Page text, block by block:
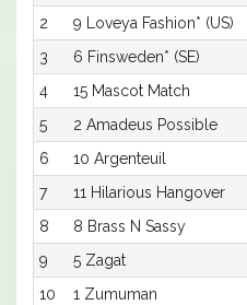
2
9 Loveya Fashion* (US)
3
6 Finsweden* (SE)
4
15 Mascot Match
5
2 Amadeus Possible
6
10 Argenteuil
7
11 Hilarious Hangover
8
8 Brass N Sassy
9
5 Zagat
10
1 Zumuman